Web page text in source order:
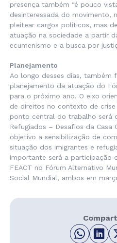
presença também “é pouco
desinteressada do movimento,
pleitear cargos políticos, mas
atuação na sociedade a partir
ecumenismo e a busca por
Planejamento
Ao longo desses dias, também
planejamento da atuação do
para o próximo ano. O eixo
de direitos no contexto de crise
ponto central do trabalho será
Refugiados – Desafios da Casa
objetivo a sensibilização de
situação dos imigrantes e
importante será a participação
FEACT no Fórum Alternativo
Social Mundial, ambos em